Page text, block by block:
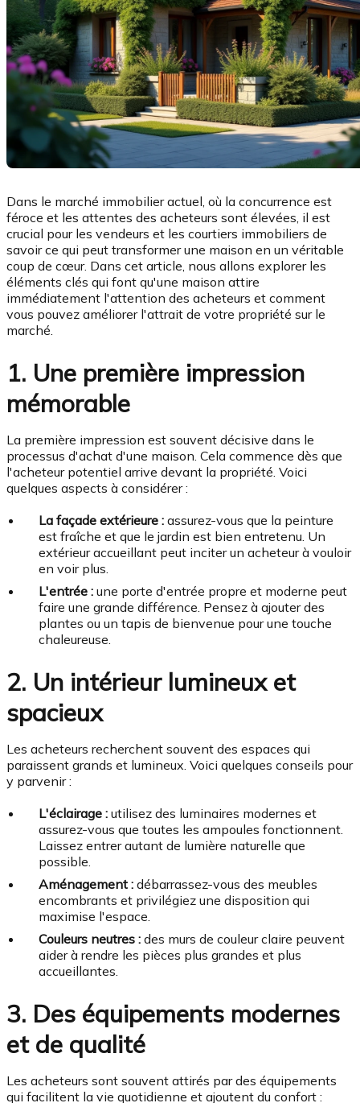
Dans le marché immobilier actuel, où la concurrence est
féroce et les attentes des acheteurs sont élevées, il est
crucial pour les vendeurs et les courtiers immobiliers de
savoir ce qui peut transformer une maison en un véritable
coup de cœur. Dans cet article, nous allons explorer les
éléments clés qui font qu'une maison attire
immédiatement l'attention des acheteurs et comment
vous pouvez améliorer l'attrait de votre propriété sur le
marché.
1. Une première impression
mémorable
La première impression est souvent décisive dans le
processus d'achat d'une maison. Cela commence dès que
l'acheteur potentiel arrive devant la propriété. Voici
quelques aspects à considérer :
La façade extérieure : assurez-vous que la peinture
est fraîche et que le jardin est bien entretenu. Un
extérieur accueillant peut inciter un acheteur à vouloir
en voir plus.
L'entrée : une porte d'entrée propre et moderne peut
faire une grande différence. Pensez à ajouter des
plantes ou un tapis de bienvenue pour une touche
chaleureuse.
2. Un intérieur lumineux et
spacieux
Les acheteurs recherchent souvent des espaces qui
paraissent grands et lumineux. Voici quelques conseils pour
y parvenir :
L'éclairage : utilisez des luminaires modernes et
assurez-vous que toutes les ampoules fonctionnent.
Laissez entrer autant de lumière naturelle que
possible.
Aménagement : débarrassez-vous des meubles
encombrants et privilégiez une disposition qui
maximise l'espace.
Couleurs neutres : des murs de couleur claire peuvent
aider à rendre les pièces plus grandes et plus
accueillantes.
3. Des équipements modernes
et de qualité
Les acheteurs sont souvent attirés par des équipements
qui facilitent la vie quotidienne et ajoutent du confort :